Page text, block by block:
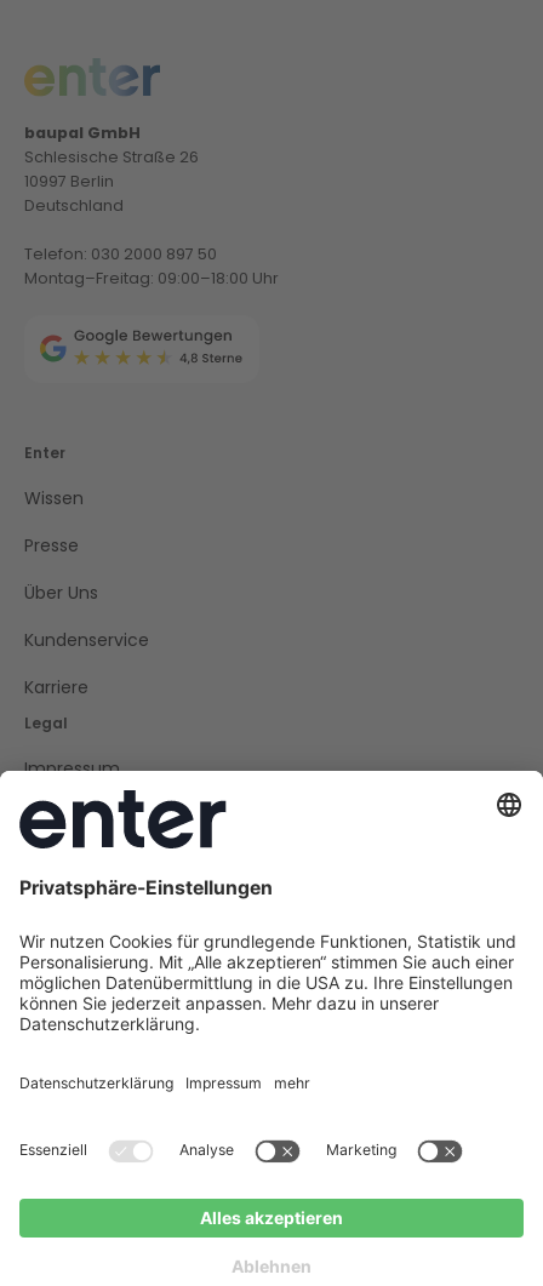
baupal GmbH
Schlesische Straße 26
10997 Berlin
Deutschland
Telefon: 030 2000 897 50
Montag–Freitag: 09:00–18:00 Uhr
Enter
Wissen
Presse
Über Uns
Kundenservice
Karriere
Legal
Impressum
Datenschutz
Barrierefreiheit
Social
Instagram
LinkedIn